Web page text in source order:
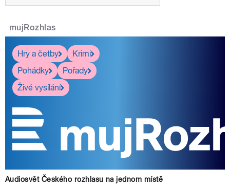
mujRozhlas
Hry a četby
Krimi
Pohádky
Pořady
Živé vysílání
Audiosvět Českého rozhlasu na jednom místě